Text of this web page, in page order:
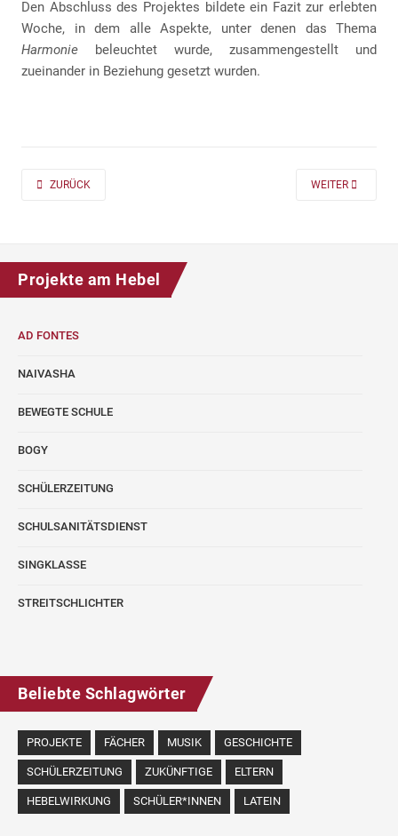
Den Abschluss des Projektes bildete ein Fazit zur erlebten
Woche, in dem alle Aspekte, unter denen das Thema
Harmonie beleuchtet wurde, zusammengestellt und
zueinander in Beziehung gesetzt wurden.
PREVIOUS ARTICLE: AD FONTES 2019/20 „MASS“ FÜR DIE KLASSEN 7
ZURÜCK NEXT ARTICLE:
WEITER
Projekte am Hebel
AD FONTES
NAIVASHA
BEWEGTE SCHULE
BOGY
SCHÜLERZEITUNG
SCHULSANITÄTSDIENST
SINGKLASSE
STREITSCHLICHTER
Beliebte Schlagwörter
PROJEKTE FÄCHER MUSIK GESCHICHTE
SCHÜLERZEITUNG ZUKÜNFTIGE ELTERN
HEBELWIRKUNG SCHÜLER*INNEN LATEIN